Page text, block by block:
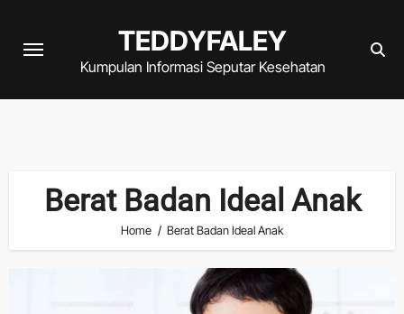
TEDDYFALEY
Kumpulan Informasi Seputar Kesehatan
Berat Badan Ideal Anak
Home Berat Badan Ideal Anak